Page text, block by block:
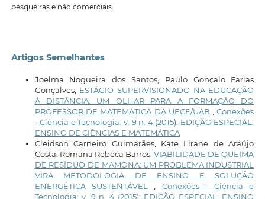
pesqueiras e não comerciais.
Artigos Semelhantes
Joelma Nogueira dos Santos, Paulo Gonçalo Farias
Gonçalves, ESTÁGIO SUPERVISIONADO NA EDUCAÇÃO
À DISTÂNCIA: UM OLHAR PARA A FORMAÇÃO DO
PROFESSOR DE MATEMÁTICA DA UECE/UAB
,Conexões
- Ciência e Tecnologia: v. 9 n. 4 (2015): EDIÇÃO ESPECIAL:
ENSINO DE CIÊNCIAS E MATEMÁTICA
Cleidson Carneiro Guimarães, Kate Lirane de Araújo
Costa, Romana Rebeca Barros,VIABILIDADE DE QUEIMA
DE RESÍDUO DE MAMONA: UM PROBLEMA INDUSTRIAL
VIRA METODOLOGIA DE ENSINO E SOLUÇÃO
ENERGÉTICA SUSTENTÁVEL
Conexões - Ciência e
Tecnologia: v. 9 n. 4 (2015): EDIÇÃO ESPECIAL: ENSINO